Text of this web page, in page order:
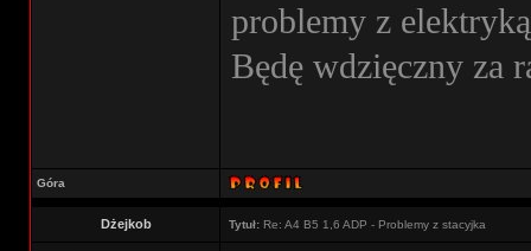
problemy z
Będę wdzięczny za
Góra
Dżejkob Tytuł: Re: A4 B5 1,6 ADP - Problemy z stacyjka